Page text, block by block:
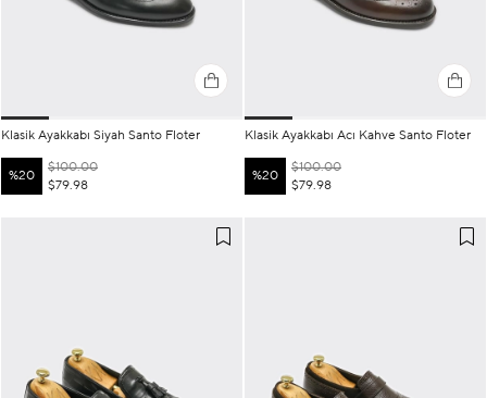
Klasik Ayakkabı Siyah Santo Floter
%20
$79.98
$100.00
Klasik Ayakkabı Acı Kahve Santo Floter
%20
$79.98
$100.00